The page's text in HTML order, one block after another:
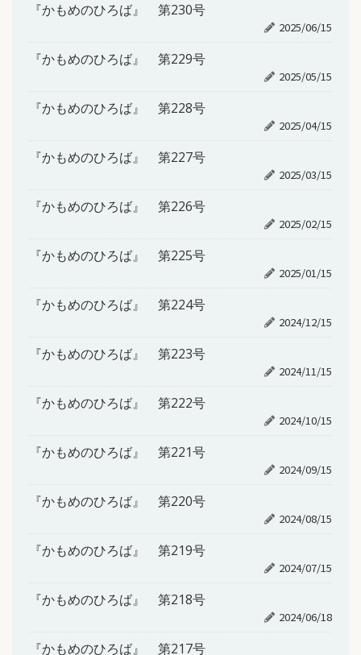
『かもめのひろば』 第230号
2025/06/15
『かもめのひろば』 第229号
2025/05/15
『かもめのひろば』 第228号
2025/04/15
『かもめのひろば』 第227号
2025/03/15
『かもめのひろば』 第226号
2025/02/15
『かもめのひろば』 第225号
2025/01/15
『かもめのひろば』 第224号
2024/12/15
『かもめのひろば』 第223号
2024/11/15
『かもめのひろば』 第222号
2024/10/15
『かもめのひろば』 第221号
2024/09/15
『かもめのひろば』 第220号
2024/08/15
『かもめのひろば』 第219号
2024/07/15
『かもめのひろば』 第218号
2024/06/18
『かもめのひろば』 第217号